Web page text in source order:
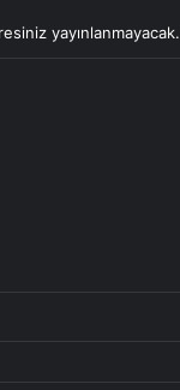
yayınlanmayacak.